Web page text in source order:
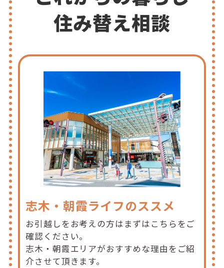
住み替え相談
志木・朝霞ライフのススメ
お引越しをお考えの方はまずはこちらをご
確認ください。
志木・朝霞エリアがおすすめな理由をご紹
介させて頂きます。